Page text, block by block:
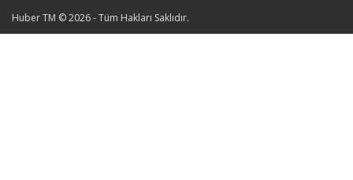
Huber TM © 2026 - Tüm Hakları Saklıdır.